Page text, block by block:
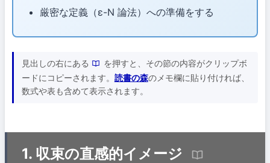
厳密な定義（ε-N 論法）への準備をする
見出しの右にある
を押すと、その節の内容がクリップボ
ードにコピーされます。 読書の森のメモ欄に貼り付ければ、
数式や表も含めて表示されます。
1. 収束の直感的イメージ